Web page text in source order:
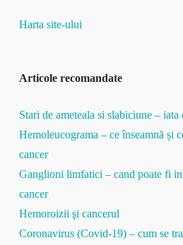
Harta site-ului
Articole recomandate
Stari de ameteala si slabiciune –
Hemoleucograma – ce înseamnă și
cancer
Ganglioni limfatici – cand poate fi
cancer
Hemoroizii şi cancerul
Coronavirus (Covid-19) – cum se